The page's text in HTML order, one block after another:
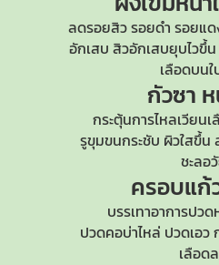
ลดรอยสิว รอยดำ รอยแด
อักเสบ สิวอักเสบยุบไวขึ้
เลือดบน
กัวซา
กระตุ้นการไหลเวียน
รูขุมขนกระชับ ผิวใสขึ้น
ชะลอ
ครอบแก้
บรรเทาอาการปว
ปวดคอบ่าไหล่ ปวดเอว
เลือด